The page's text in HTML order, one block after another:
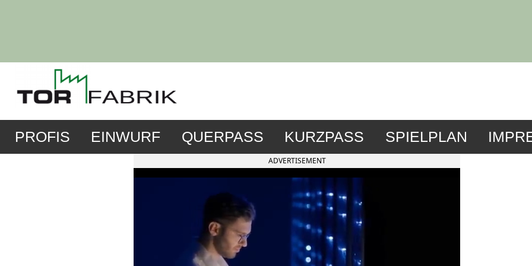
PROFIS EINWURF QUERPASS KURZPASS SPIELPLAN
ADVERTISEMENT